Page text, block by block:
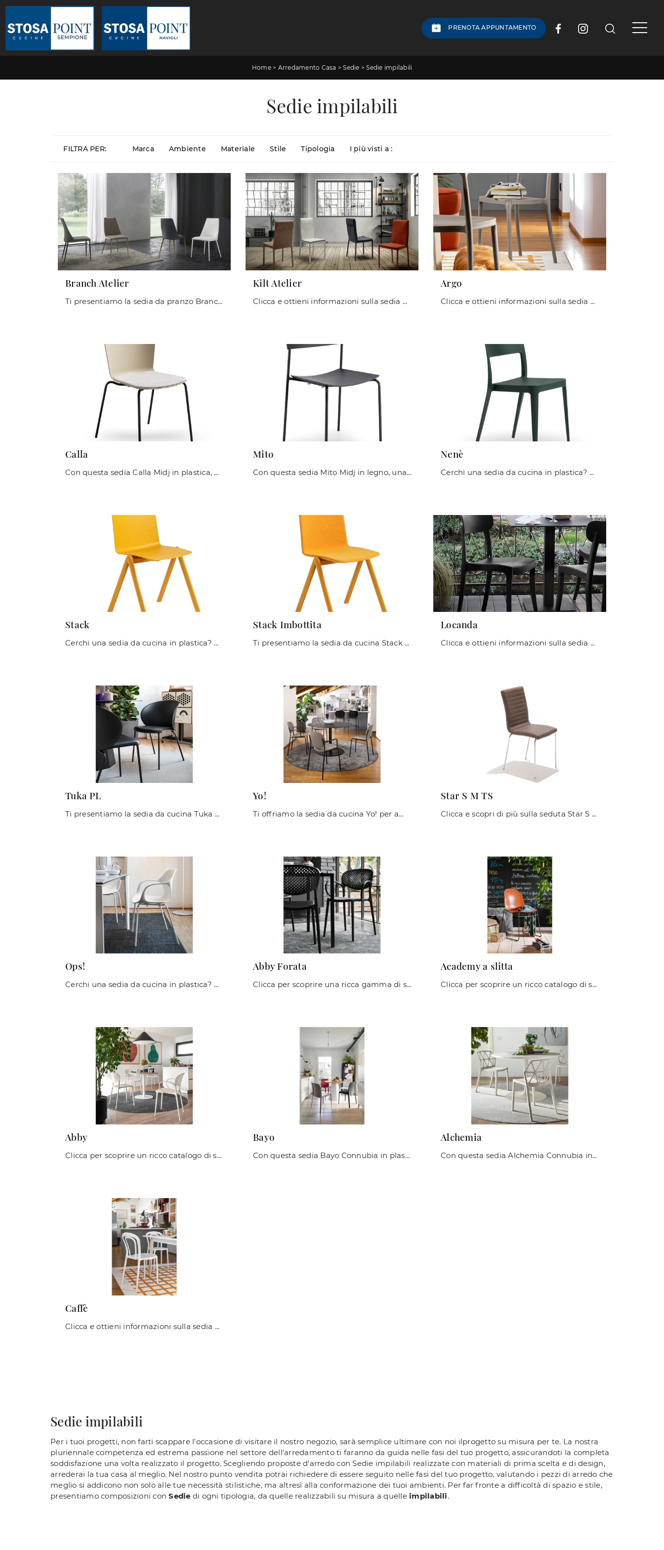
PRENOTA APPUNTAMENTO
Home> Arredamento Casa >Sedie >Sedie impilabili
Sedie impilabili
FILTRA PER: Marca Ambiente Materiale Stile Tipologia I più visti a :
Branch Atelier
Ti presentiamo la sedia da pranzo Branch Atelier per ambientazioni moderne, tra le più originali Sedie impilabili di Zamagna.
Kilt Atelier
Clicca e ottieni informazioni sulla sedia Kilt Atelier di Zamagna in pelle: le più belle Sedie impilabili moderne ti aspettano.
Argo
Clicca e ottieni informazioni sulla sedia Argo di Connubia in plastica: le più esclusive Sedie impilabili moderne ti attendono.
Calla
Con questa sedia Calla Midj in plastica, una delle nostre sedute impilabili moderne, potrai valorizzare i tuoi spazi.
Mito
Con questa sedia Mito Midj in legno, una delle nostre sedute impilabili moderne, potrai arricchire i tuoi spazi.
Nenè
Cerchi una sedia da cucina in plastica? Clicca e scopri il modello Nenè di Midj per ultimare i tuoi locali alla perfezione.
Stack
Cerchi una sedia da cucina in plastica? Clicca e scopri il modello Stack di Midj per ultimare i tuoi locali ottimamente.
Stack Imbottita
Ti presentiamo la sedia da cucina Stack Imbottita per atmosfere moderne, tra le più originali Sedie impilabili di Midj.
Locanda
Clicca e ottieni informazioni sulla sedia Locanda di Connubia in plastica: le più originali Sedie impilabili moderne ti attendono.
Tuka PL
Ti presentiamo la sedia da cucina Tuka PL per atmosfere moderne, tra le più esclusive Sedie impilabili di Connubia.
Yo!
Ti offriamo la sedia da cucina Yo! per ambientazioni moderne, tra le più originali Sedie impilabili di Connubia.
Star S M TS
Clicca e scopri di più sulla seduta Star S M TS di Midj in pelle: le più esclusive Sedie impilabili moderne ti attendono.
Ops!
Cerchi una sedia da cucina in plastica? Clicca e scopri il modello Ops! di Connubia per ultimare i tuoi spazi al meglio.
Abby Forata
Clicca per scoprire una ricca gamma di sedie impilabili per stanze moderne: il modello Abby Forata di Connubia ti sta aspettando!
Academy a slitta
Clicca per scoprire un ricco catalogo di sedie impilabili per stanze moderne: il modello Academy a slitta di Connubia ti sta aspettando!
Abby
Clicca per scoprire un ricco catalogo di sedie impilabili per stanze moderne: il modello Abby di Connubia ti sta aspettando!
Bayo
Con questa sedia Bayo Connubia in plastica, una delle nostre sedute impilabili moderne, potrai valorizzare i tuoi locali.
Alchemia
Con questa sedia Alchemia Connubia in plastica, una tra le nostre sedute impilabili design, potrai valorizzare i tuoi spazi.
Caffè
Clicca e ottieni informazioni sulla sedia Caffè di Connubia in plastica: le più belle Sedie impilabili moderne ti aspettano.
Sedie impilabili
Per i tuoi progetti, non farti scappare l'occasione di visitare il nostro negozio, sarà semplice ultimare con noi ilprogetto su misura per te. La nostra
pluriennale competenza ed estrema passione nel settore dell'arredamento ti faranno da guida nelle fasi del tuo progetto, assicurandoti la completa
soddisfazione una volta realizzato il progetto. Scegliendo proposte d'arredo con Sedie impilabili realizzate con materiali di prima scelta e di design,
arrederai la tua casa al meglio. Nel nostro punto vendita potrai richiedere di essere seguito nelle fasi del tuo progetto, valutando i pezzi di arredo che
meglio si addicono non solo alle tue necessità stilistiche, ma altresì alla conformazione dei tuoi ambienti. Per far fronte a difficoltà di spazio e stile,
presentiamo composizioni conSedie di ogni tipologia, da quelle realizzabili su misura a quelle impilabili.